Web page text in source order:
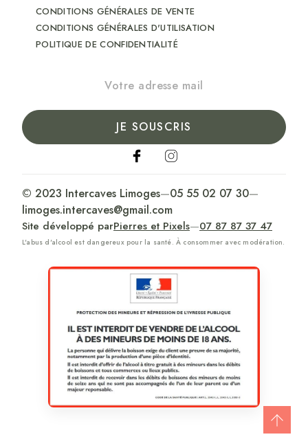
CONDITIONS GÉNÉRALES DE VENTE
CONDITIONS GÉNÉRALES D'UTILISATION
POLITIQUE DE CONFIDENTIALITÉ
JE SOUSCRIS
© 2023 Intercaves Limoges—05 55 02 07 30—
limoges.intercaves@gmail.com
Site développé parPierres et Pixels—07 87 87 37 47
L'abus d'alcool est dangereux pour la santé. À consommer avec modération.